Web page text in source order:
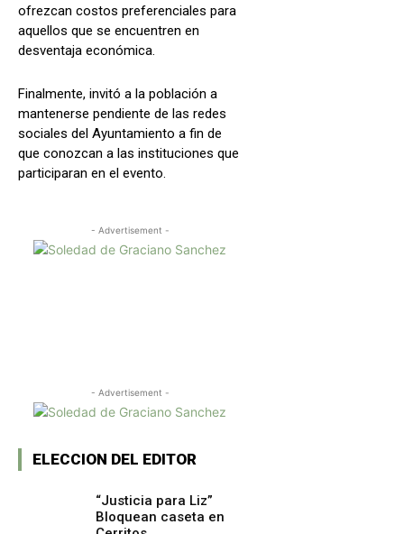
ofrezcan costos preferenciales para
aquellos que se encuentren en
desventaja económica.
Finalmente, invitó a la población a
mantenerse pendiente de las redes
sociales del Ayuntamiento a fin de
que conozcan a las instituciones que
participaran en el evento.
- Advertisement -
- Advertisement -
ELECCION DEL EDITOR
“Justicia para Liz”
Bloquean caseta en